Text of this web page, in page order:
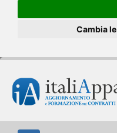
Cambia